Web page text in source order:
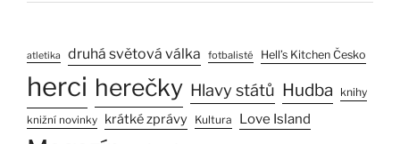
atletika druhá světová válka fotbalisté Hell’s Kitchen Česko
herci herečky Hlavy států Hudba knihy
knižní novinky krátké zprávy Kultura Love Island